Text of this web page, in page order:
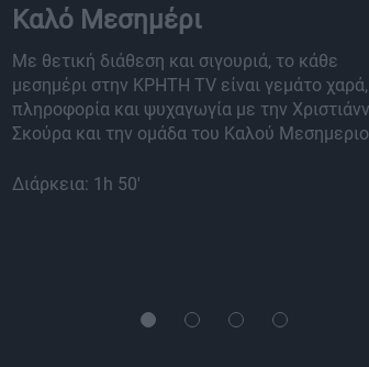
Καλό Μεσημέρι
Με θετική διάθεση και σιγουριά, το κάθε
μεσημέρι στην ΚΡΗΤΗ TV είναι γεμάτο χαρά,
πληροφορία και ψυχαγωγία με την
Σκούρα και την ομάδα του Καλού
Διάρκεια: 1h 50'